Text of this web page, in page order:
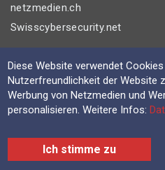
netzmedien.ch
Swisscybersecurity.net
© NETZMEDIEN AG 2026
Impressum
AGB
Nutzungsbestimmungen
Datenschutzerklärung
Diese Website verwendet
Nutzerfreundlichkeit der Website
Werbung von Netzmedien und
personalisieren. Weitere Infos:
Ich stimme zu